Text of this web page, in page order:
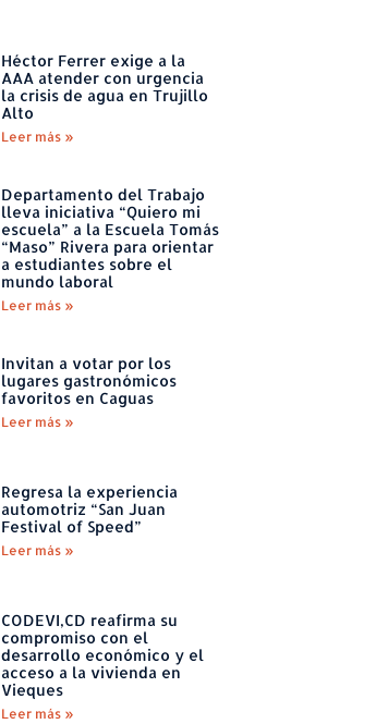
Héctor Ferrer exige a la
AAA atender con urgencia
la crisis de agua en Trujillo
Alto
Leer más »
Departamento del Trabajo
lleva iniciativa “Quiero mi
escuela” a la Escuela Tomás
“Maso” Rivera para orientar
a estudiantes sobre el
mundo laboral
Leer más »
Invitan a votar por los
lugares gastronómicos
favoritos en Caguas
Leer más »
Regresa la experiencia
automotriz “San Juan
Festival of Speed”
Leer más »
CODEVI,CD reafirma su
compromiso con el
desarrollo económico y el
acceso a la vivienda en
Vieques
Leer más »